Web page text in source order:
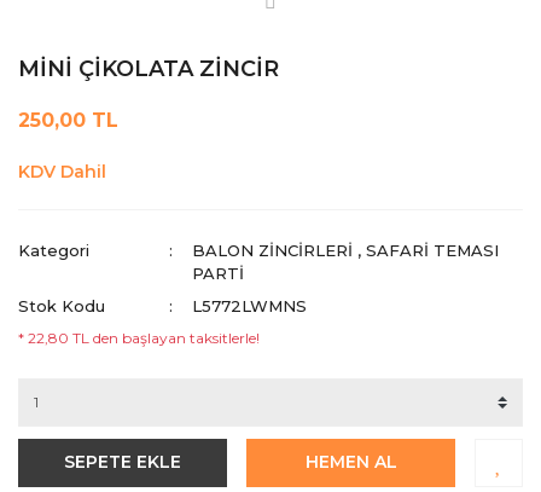
MİNİ ÇİKOLATA ZİNCİR
250,00 TL
KDV Dahil
Kategori BALON ZİNCİRLERİ ,SAFARI TEMASI
PARTI
Stok Kodu
L5772LWMNS
* 22,80 TL den başlayan taksitlerle!
SEPETE EKLE HEMEN AL